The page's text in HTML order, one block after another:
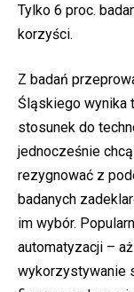
Tylko 6 proc.
korzyści.
Z badań
Śląskiego wynika
stosunek do
jednocześnie
rezygnować z
badanych
im wybór.
automatyzacji –
wykorzystywanie